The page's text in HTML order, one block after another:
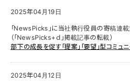
2025年04月19日
「NewsPicks」に当社執行役員の寄稿連
（「NewsPicks+ｄ」掲載記事の転載）
部下の成長を促す「提案」「要望」型コミュ
2025年04月12日